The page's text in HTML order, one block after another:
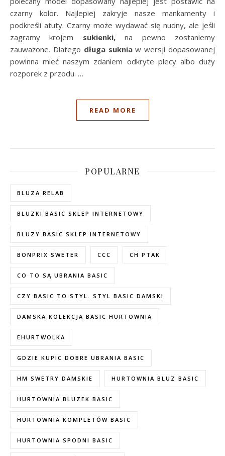
czarny kolor. Najlepiej zakryje nasze mankamenty i
podkreśli atuty. Czarny może wydawać się nudny, ale jeśli
zagramy krojem sukienki,na pewno zostaniemy
zauważone. Dlatego długa sukniaw wersji dopasowanej
powinna mieć naszym zdaniem odkryte plecy albo duży
rozporek z przodu. …
READ MORE
POPULARNE
BLUZA RELAB
BLUZKI BASIC SKLEP INTERNETOWY
BLUZY BASIC SKLEP INTERNETOWY
BONPRIX SWETER CCC CH PTAK
CO TO SĄ UBRANIA BASIC
CZY BASIC TO STYL. STYL BASIC DAMSKI
DAMSKA KOLEKCJA BASIC HURTOWNIA
EHURTWOLKA
GDZIE KUPIC DOBRE UBRANIA BASIC
HM SWETRY DAMSKIE HURTOWNIA BLUZ BASIC
HURTOWNIA BLUZEK BASIC
HURTOWNIA KOMPLETÓW BASIC
HURTOWNIA SPODNI BASIC